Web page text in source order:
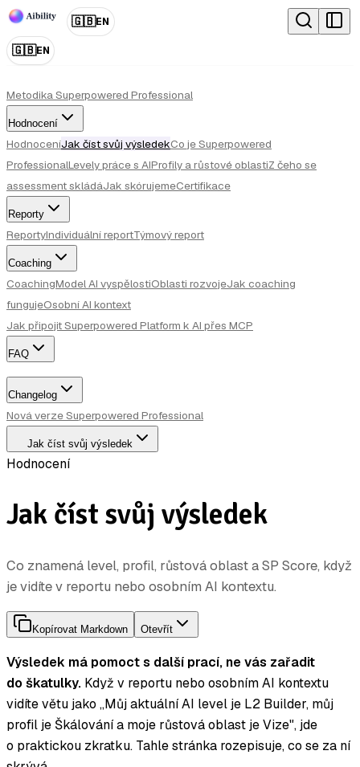
🇬🇧EN
🇬🇧EN
Metodika Superpowered Professional
Hodnocení
HodnoceníJak číst svůj výsledekCo je Superpowered
ProfessionalLevely práce s AIProfily a růstové oblastiZ čeho se
assessment skládáJak skórujemeCertifikace
Reporty
ReportyIndividuální reportTýmový report
Coaching
CoachingModel AI vyspělostiOblasti rozvojeJak coaching
fungujeOsobní AI kontext
Jak připojit Superpowered Platform k AI přes MCP
FAQ
Changelog
Nová verze Superpowered Professional
Jak číst svůj výsledek
Hodnocení
Jak číst svůj výsledek
Co znamená level, profil, růstová oblast a SP Score, když
je vidíte v reportu nebo osobním AI kontextu.
Kopírovat Markdown Otevřít
Výsledek má pomoct s další prací, ne vás zařadit
do škatulky. Když v reportu nebo osobním AI kontextu
vidíte větu jako „Můj aktuální AI level je L2 Builder, můj
profil je Škálování a moje růstová oblast je Vize", jde
o praktickou zkratku. Tahle stránka rozepisuje, co se za ní